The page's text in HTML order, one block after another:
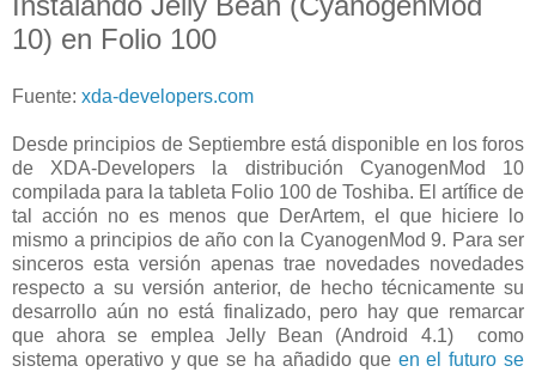
10) en Folio 100
Fuente: xda-developers.com
Desde principios de Septiembre está disponible en los foros
de XDA-Developers la distribución CyanogenMod 10
compilada para la tableta Folio 100 de Toshiba. El artífice de
tal acción no es menos que DerArtem, el que hiciere lo
mismo a principios de año con la CyanogenMod 9. Para ser
sinceros esta versión apenas trae novedades novedades
respecto a su versión anterior, de hecho técnicamente su
desarrollo aún no está finalizado, pero hay que remarcar
que ahora se emplea Jelly Bean (Android 4.1) como
sistema operativo y que se ha añadido que en el futuro se